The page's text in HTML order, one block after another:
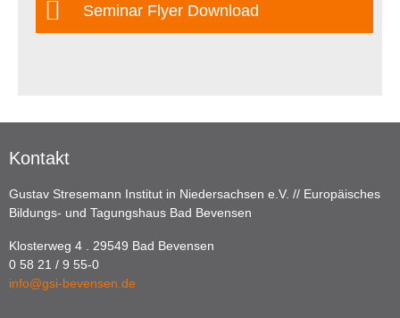
Seminar Flyer Download
Kontakt
Gustav Stresemann Institut in Niedersachsen e.V. // Europäisches
Bildungs- und Tagungshaus Bad Bevensen
Klosterweg 4 . 29549 Bad Bevensen
0 58 21 / 9 55-0
info@gsi-bevensen.de